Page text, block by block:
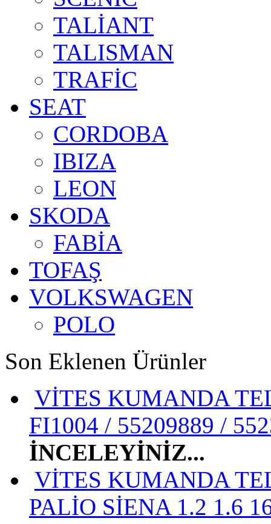
TALİANT
TALISMAN
TRAFİC
SEAT
CORDOBA
IBIZA
LEON
SKODA
FABİA
TOFAŞ
VOLKSWAGEN
POLO
Son Eklenen Ürünler
VİTES KUMANDA
FI1004 / 55209889 /
İNCELEYİNİZ...
VİTES KUMANDA
PALİO SİENA 1.2 1.6